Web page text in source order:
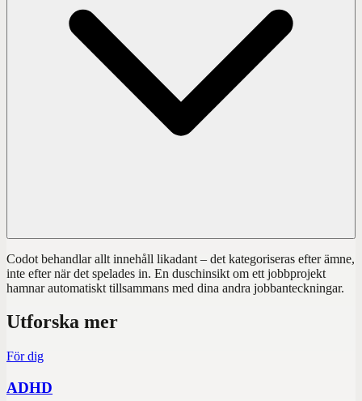
Codot behandlar allt innehåll likadant – det kategoriseras efter ämne,
inte efter när det spelades in. En duschinsikt om ett jobbprojekt
hamnar automatiskt tillsammans med dina andra jobbanteckningar.
Utforska mer
För dig
ADHD